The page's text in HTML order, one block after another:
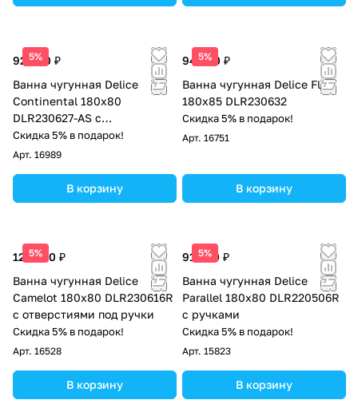
5%
92 000 ₽
Ванна чугунная Delice
Continental 180х80
DLR230627-AS с
антискользящим покрытием
Скидка 5% в подарок!
Арт. 16989
В корзину
5%
94 500 ₽
Ванна чугунная Delice Flex
180х85 DLR230632
Скидка 5% в подарок!
Арт. 16751
В корзину
5%
125 000 ₽
Ванна чугунная Delice
Camelot 180х80 DLR230616R
с отверстиями под ручки
Скидка 5% в подарок!
Арт. 16528
В корзину
5%
91 000 ₽
Ванна чугунная Delice
Parallel 180х80 DLR220506R
с ручками
Скидка 5% в подарок!
Арт. 15823
В корзину